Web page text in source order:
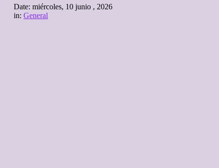
Date: miércoles, 10 junio , 2026
in: General